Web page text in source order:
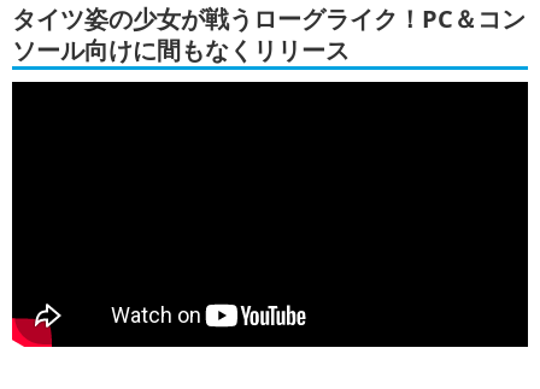
タイツ姿の少女が戦うローグライク！PC＆コン
ソール向けに間もなくリリース